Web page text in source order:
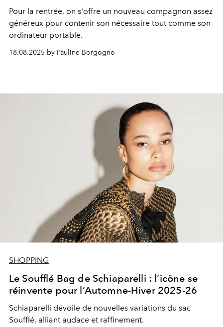
Pour la rentrée, on s'offre un nouveau compagnon assez
généreux pour contenir son nécessaire tout comme son
ordinateur portable.
18.08.2025 by Pauline Borgogno
SHOPPING
Le Soufflé Bag de Schiaparelli : l’icône se
réinvente pour l’Automne-Hiver 2025-26
Schiaparelli dévoile de nouvelles variations du sac
Soufflé, alliant audace et raffinement.